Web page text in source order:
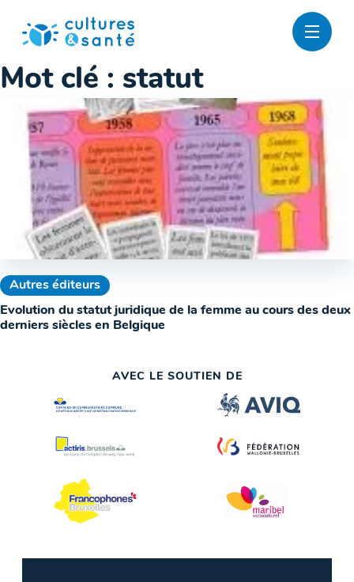
contenu
Mot clé : statut
Autres éditeurs
Evolution du statut juridique de la femme au cours des deux
derniers siècles en Belgique
AVEC LE SOUTIEN DE